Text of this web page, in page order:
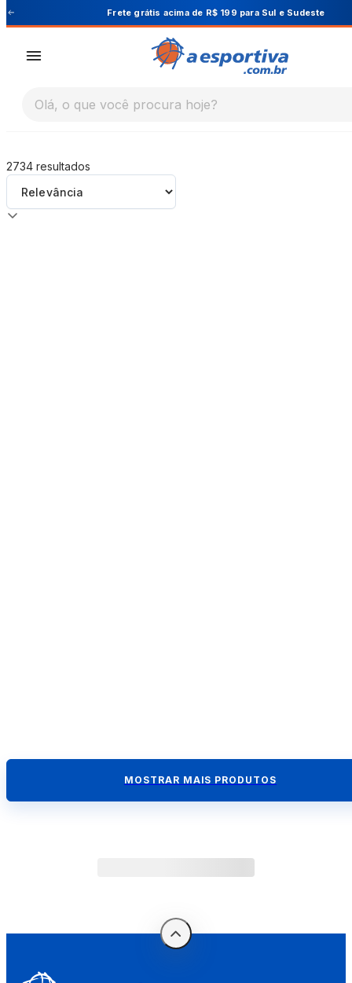
A Esportiva Cupom PRIMEIRA10 para 10%
Olá, o que você procura hoje?
2734 resultados
MOSTRAR MAIS PRODUTOS